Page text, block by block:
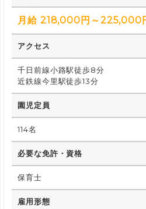
月給 218,000円～225,000
アクセス
千日前線小路駅徒歩8分
近鉄線今里駅徒歩13分
園児定員
114名
必要な免許・資格
保育士
雇用形態